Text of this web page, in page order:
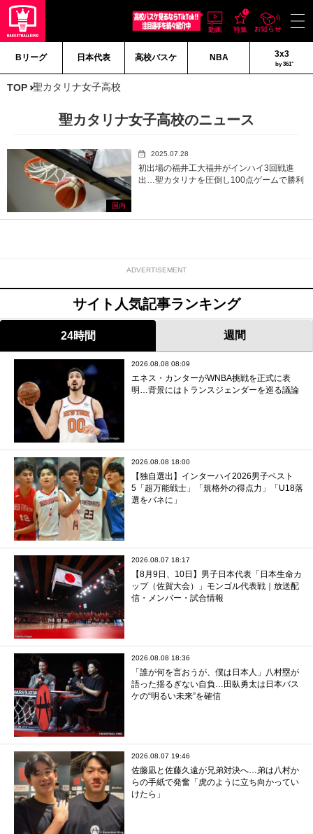
Bリーグ 日本代表 高校バスケ NBA 3x3
by 361°
TOP 聖カタリナ女子高校
聖カタリナ女子高校のニュース
国内
2025.07.28
初出場の福井工大福井がインハイ3回戦進
出…聖カタリナを圧倒し100点ゲームで勝利
ADVERTISEMENT
サイト人気記事ランキング
24時間 週間
2026.08.08 08:09
エネス・カンターがWNBA挑戦を正式に表
明…背景にはトランスジェンダーを巡る議論
2026.08.08 18:00
【独自選出】インターハイ2026男子ベスト
5「超万能戦士」「規格外の得点力」「U18落
選をバネに」
2026.08.07 18:17
【8月9日、10日】男子日本代表「日本生命カ
ップ（佐賀大会）」モンゴル代表戦｜放送配
信・メンバー・試合情報
2026.08.08 18:36
「誰が何を言おうが、僕は日本人」八村塁が
語った揺るぎない自負…田臥勇太は日本バス
ケの“明るい未来”を確信
2026.08.07 19:46
佐藤凪と佐藤久遠が兄弟対決へ…弟は八村か
らの手紙で発奮「虎のように立ち向かってい
けたら」